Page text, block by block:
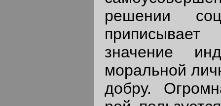
решении
значение
моральной
добру.